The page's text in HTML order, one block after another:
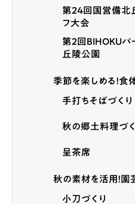
第24回国営備北
フ大会
第2回BIHOKUパ
丘陵公園
季節を楽しめる！食
手打ちそばづくり
秋の郷土料理づ
呈茶席
秋の素材を活用！園
小刀づくり